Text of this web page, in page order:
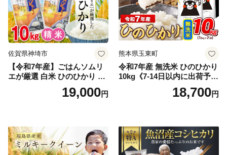
佐賀県神埼市
【令和7年産】ごはんソムリ
エが厳選 白米 ひのひかり 10
米 10kg 5kg×2 ひのひかり ブ
19,000円
熊本県玉東町
令和7年産 無洗米 ひのひかり
10kg《7-14日以内に出荷予定
(土日祝除く)》コメ 米 無洗米
令和7年産 高レビュー｜人気
18,700円